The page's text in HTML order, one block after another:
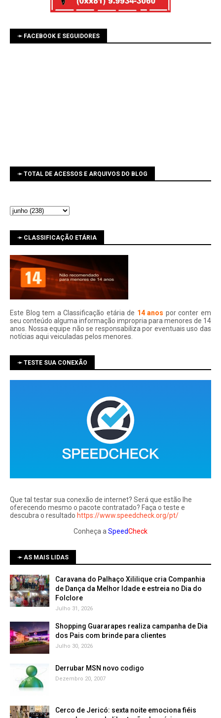
➛ FACEBOOK E SEGUIDORES
➛ TOTAL DE ACESSOS E ARQUIVOS DO BLOG
➛ CLASSIFICAÇÃO ETÁRIA
Este Blog tem a Classificação etária de 14 anos por conter em
seu conteúdo alguma informação impropria para menores de 14
anos. Nossa equipe não se responsabiliza por eventuais uso das
notí­cias aqui veiculadas pelos menores.
➛ TESTE SUA CONEXÃO
Que tal testar sua conexão de internet? Será que estão lhe
oferecendo mesmo o pacote contratado? Faça o teste e
descubra o resultado https://www.speedcheck.org/pt/
Conheça a SpeedCheck
➛ AS MAIS LIDAS
Caravana do Palhaço Xililique cria Companhia
de Dança da Melhor Idade e estreia no Dia do
Folclore
Julho 31, 2026
Shopping Guararapes realiza campanha de Dia
dos Pais com brinde para clientes
Julho 30, 2026
Derrubar MSN novo codigo
Dezembro 20, 2007
Cerco de Jericó: sexta noite emociona fiéis